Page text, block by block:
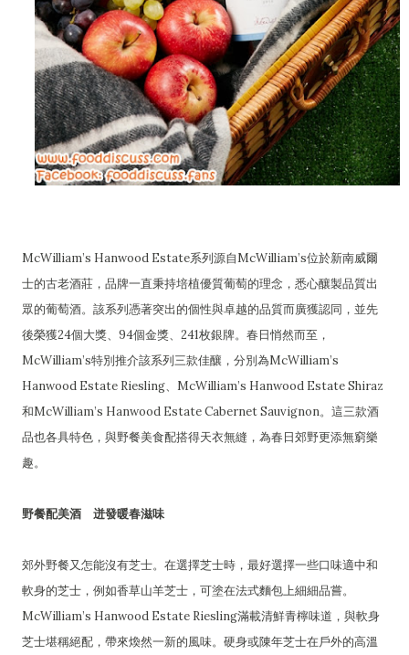
McWilliam’s Hanwood Estate系列源自McWilliam’s位於新南威爾
士的古老酒莊，品牌一直秉持培植優質葡萄的理念，悉心釀製品質出
眾的葡萄酒。該系列憑著突出的個性與卓越的品質而廣獲認同，並先
後榮獲24個大獎、94個金獎、241枚銀牌。春日悄然而至，
McWilliam’s特別推介該系列三款佳釀，分別為McWilliam’s
Hanwood Estate Riesling、McWilliam’s Hanwood Estate Shiraz
和McWilliam’s Hanwood Estate Cabernet Sauvignon。這三款酒
品也各具特色，與野餐美食配搭得天衣無縫，為春日郊野更添無窮樂
趣。
野餐配美酒 迸發暖春滋味
郊外野餐又怎能沒有芝士。在選擇芝士時，最好選擇一些口味適中和
軟身的芝士，例如香草山羊芝士，可塗在法式麵包上細細品嘗。
McWilliam’s Hanwood Estate Riesling滿載清鮮青檸味道，與軟身
芝士堪稱絕配，帶來煥然一新的風味。硬身或陳年芝士在戶外的高溫